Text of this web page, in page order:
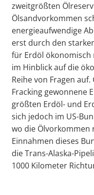
zweitgrößten
Ölsandvorkommen
energieaufwendige
erst durch den
für Erdöl
im Hinblick auf die
Reihe von Fragen
Fracking gewonnene
größten Erdöl- und
sich jedoch im US-
wo die Ölvorkommen
Einnahmen dieses
die Trans-Alaska-
1000 Kilometer